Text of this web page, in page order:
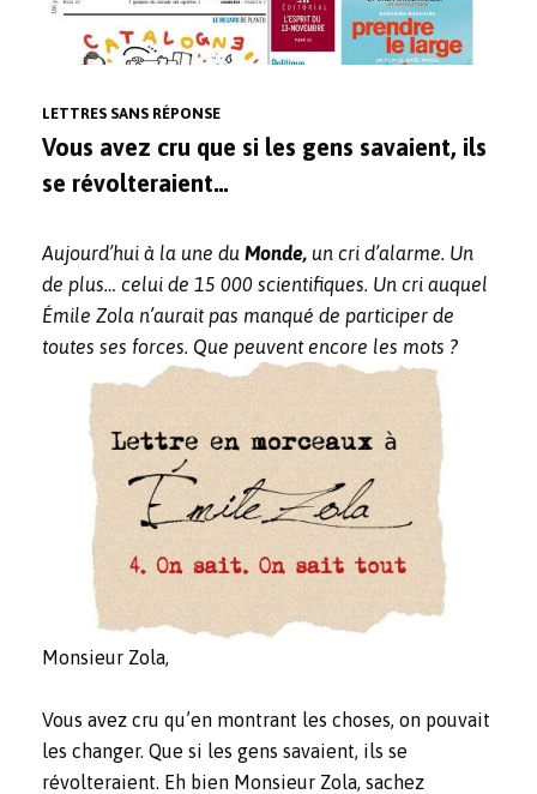
LETTRES SANS RÉPONSE
Vous avez cru que si les gens savaient, ils
se révolteraient…
Aujourd’hui à la une du Monde, un cri d’alarme. Un
de plus… celui de 15 000 scientifiques. Un cri auquel
Émile Zola n’aurait pas manqué de participer de
toutes ses forces. Que peuvent encore les mots ?
Monsieur Zola,
Vous avez cru qu’en montrant les choses, on pouvait
les changer. Que si les gens savaient, ils se
révolteraient. Eh bien Monsieur Zola, sachez